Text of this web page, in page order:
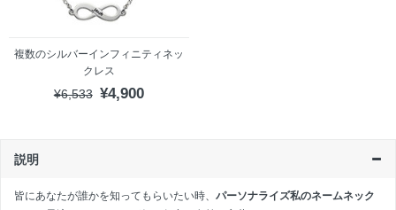
複数のシルバーインフィニティネッ
クレス
¥6,533 ¥4,900
説明
皆にあなたが誰かを知ってもらいたい時、 パーソナライズ私のネームネック